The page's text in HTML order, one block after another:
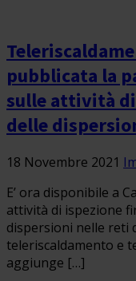
pubblicata la
sulle attività
delle
18 Novembre 2021
E’ ora disponibile a
attività di ispezione
dispersioni nelle reti
teleriscaldamento e
aggiunge […]